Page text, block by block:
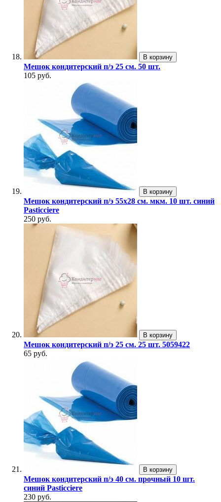
В корзину
Мешок кондитерский п/э 25 см. 50 шт.
105 руб.
В корзину
Мешок кондитерский п/э 55х28 см. мкм. 10 шт. синий
Pasticciere
250 руб.
В корзину
Мешок кондитерский п/э 25 см. 25 шт. 5059422
65 руб.
В корзину
Мешок кондитерский п/э 40 см. прочный 10 шт.
синий Pasticciere
230 руб.